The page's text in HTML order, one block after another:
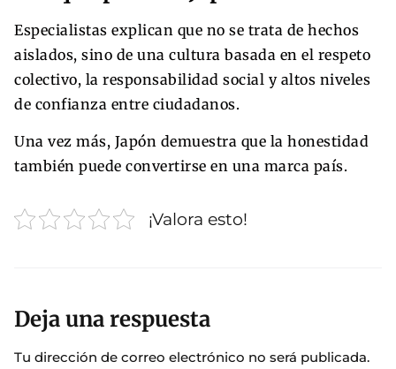
Especialistas explican que no se trata de hechos
aislados, sino de una cultura basada en el respeto
colectivo, la responsabilidad social y altos niveles
de confianza entre ciudadanos.
Una vez más, Japón demuestra que la honestidad
también puede convertirse en una marca país.
¡Valora esto!
Deja una respuesta
Tu dirección de correo electrónico no será publicada.